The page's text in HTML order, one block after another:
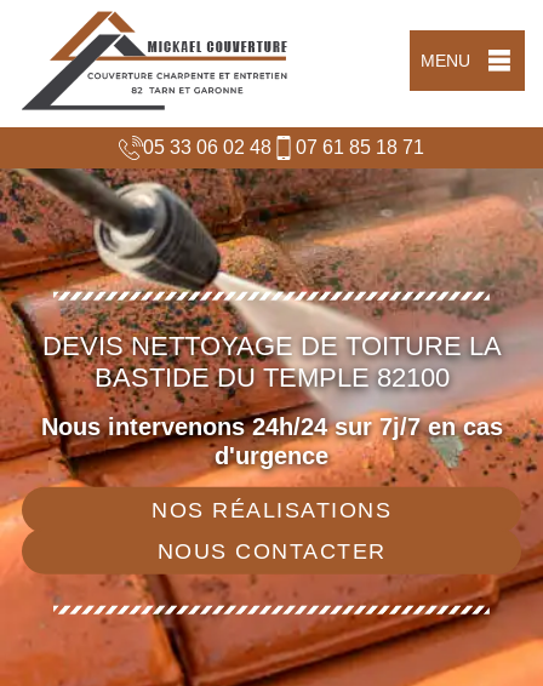
MENU
05 33 06 02 48 07 61 85 18 71
DEVIS NETTOYAGE DE TOITURE LA
BASTIDE DU TEMPLE 82100
Nous intervenons 24h/24 sur 7j/7 en cas
d'urgence
NOS RÉALISATIONS
NOUS CONTACTER